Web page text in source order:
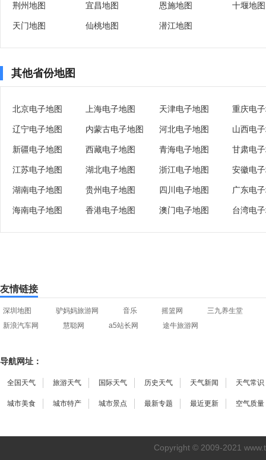
荆州地图 宜昌地图 恩施地图 十堰地图
天门地图 仙桃地图 潜江地图
其他省份地图
北京电子地图 上海电子地图 天津电子地图 重庆电
辽宁电子地图 内蒙古电子地图 河北电子地图 山西电
新疆电子地图 西藏电子地图 青海电子地图 甘肃电
江苏电子地图 湖北电子地图 浙江电子地图 安徽电
湖南电子地图 贵州电子地图 四川电子地图 广东电
海南电子地图 香港电子地图 澳门电子地图 台湾电
友情链接
深圳地图 驴妈妈旅游网 音乐 摇篮网
三九养生堂
新浪汽车网
慧聪网 a5站长网 途牛旅游网
导航网址：
全国天气 旅游天气 国际天气 历史天气 天气新闻 天气常识
城市美食 城市特产 城市景点 最新专题 最近更新 空气质量
Copyright © 2009-2021